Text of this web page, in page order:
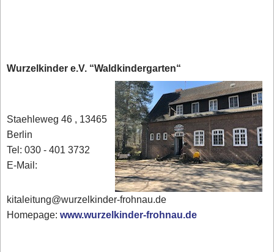
Wurzelkinder e.V. “Waldkindergarten“
Staehleweg 46 , 13465
Berlin
Tel: 030 - 401 3732
E-Mail:
kitaleitung@wurzelkinder-frohnau.de
Homepage:www.wurzelkinder-frohnau.de